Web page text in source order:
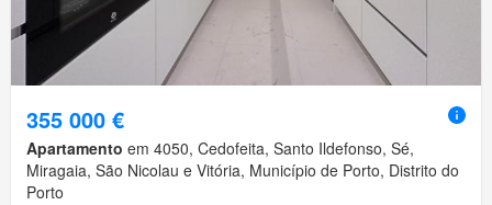
355 000 €
Apartamento em 4050, Cedofeita, Santo Ildefonso, Sé,
Miragaia, São Nicolau e Vitória, Município de Porto, Distrito do
Porto